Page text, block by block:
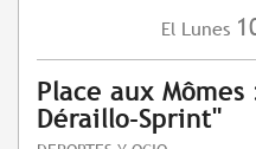
El Lunes
Place aux
Déraillo-Sprint"